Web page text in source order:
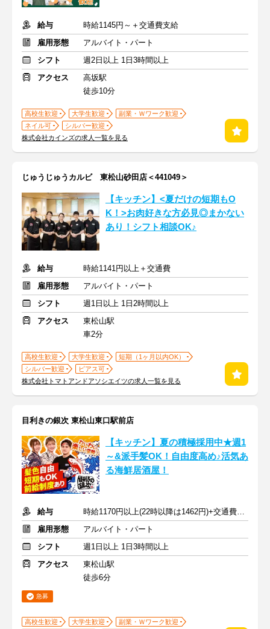
給与
時給1145円～＋交通費支給
雇用形態
アルバイト・パート
シフト
週2日以上 1日3時間以上
アクセス
高坂駅
徒歩10分
高校生歓迎 大学生歓迎
副業・Ｗワーク歓迎
ネイル可
シルバー歓迎
株式会社カインズの求人一覧を見る
じゅうじゅうカルビ 東松山砂田店＜441049＞
【キッチン】<夏だけの短期もO
K！>お肉好きな方必見◎まかない
あり！シフト相談OK♪
給与
時給1141円以上＋交通費
雇用形態
アルバイト・パート
シフト
週1日以上 1日2時間以上
アクセス
東松山駅
車2分
高校生歓迎 大学生歓迎
短期（1ヶ月以内OK）
シルバー歓迎
ピアス可
株式会社トマトアンドアソシエイツの求人一覧を見る
目利きの銀次 東松山東口駅前店
【キッチン】夏の積極採用中★週1
～&派手髪OK！自由度高め♪活気あ
る海鮮居酒屋！
給与
時給1170円以上(22時以降は1462円)+交通費規定内支給
雇用形態
アルバイト・パート
シフト
週1日以上 1日3時間以上
アクセス
東松山駅
徒歩6分
急募
高校生歓迎 大学生歓迎
副業・Ｗワーク歓迎